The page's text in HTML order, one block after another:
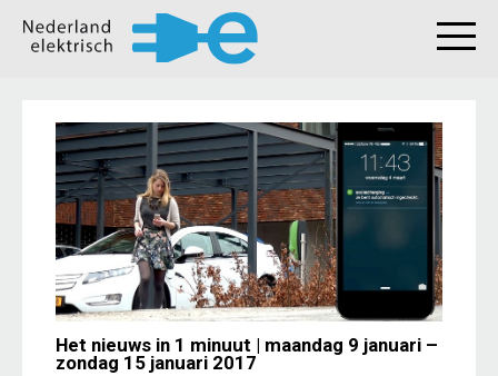
Het nieuws in 1 minuut | maandag 9 januari –
zondag 15 januari 2017